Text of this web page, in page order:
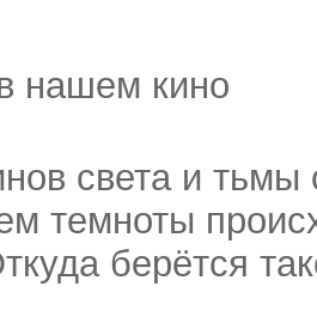
света и
темноты
берётся